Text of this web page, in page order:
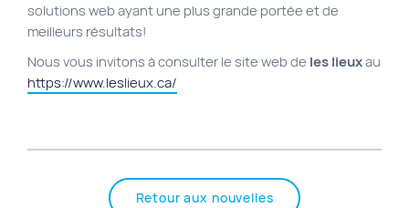
solutions web ayant une plus grande portée et de
meilleurs résultats!
Nous vous invitons à consulter le site web de les lieuxau
https://www.leslieux.ca/
Retour aux nouvelles